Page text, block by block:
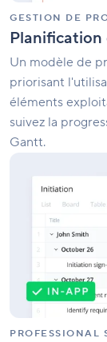
GESTION DE
Planification
Un modèle de
priorisant
éléments
suivez la
Gantt.
PROFESSIONAL
services
professionnels